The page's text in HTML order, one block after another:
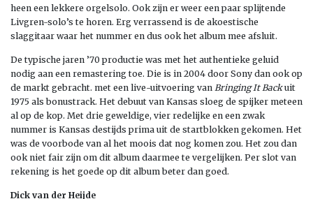
heen een lekkere orgelsolo. Ook zijn er weer een paar splijtende
Livgren-solo’s te horen. Erg verrassend is de akoestische
slaggitaar waar het nummer en dus ook het album mee afsluit.
De typische jaren ’70 productie was met het authentieke geluid
nodig aan een remastering toe. Die is in 2004 door Sony dan ook op
de markt gebracht. met een live-uitvoering van Bringing It Backuit
1975 als bonustrack. Het debuut van Kansas sloeg de spijker meteen
al op de kop. Met drie geweldige, vier redelijke en een zwak
nummer is Kansas destijds prima uit de startblokken gekomen. Het
was de voorbode van al het moois dat nog komen zou. Het zou dan
ook niet fair zijn om dit album daarmee te vergelijken. Per slot van
rekening is het goede op dit album beter dan goed.
Dick van der Heijde